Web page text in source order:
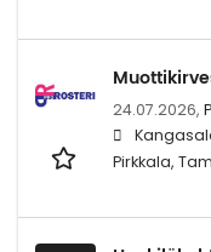
24.07.2026,
Pirkkala,